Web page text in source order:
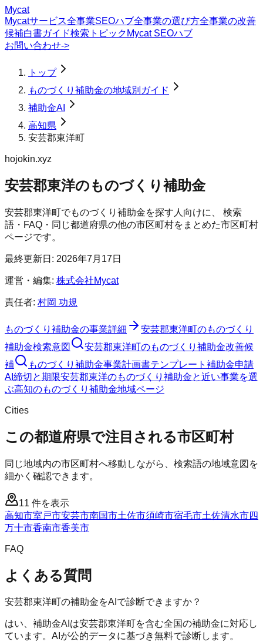
Mycat
Mycatサービス全事業SEOハブ全事業の選び方全事業の改善
候補白書ガイド検索トピック Mycat SEOハブ
お問い合わせ->
トップ
ものづくり補助金の地域別ガイド
補助金AI
高知県
安芸郡東洋町
hojokin.xyz
安芸郡東洋のものづくり補助金
安芸郡東洋町でものづくり補助金を探す人向けに、 検索
語・FAQ・同じ都道府県の他の市区町村をまとめた市区町村
ページです。
最終更新日: 2026年7月17日
運営・編集: 株式会社Mycat
責任者: 村岡 功規
ものづくり補助金の事業詳細 安芸郡東洋町のものづくり
補助金検索意図 安芸郡東洋町のものづくり補助金改善候
補
ものづくり補助金事業計画書テンプレート 補助金申請
AI 締切と期限安芸郡東洋のものづくり補助金と近い事業を選
ぶ高知のものづくり補助金地域ページ
Cities
この都道府県で注目される市区町村
同じ地域内の市区町村へ移動しながら、検索語の地域意図を
細かく確認できます。
11 件を表示
高知市室戸市安芸市南国市土佐市須崎市宿毛市土佐清水市四
万十市香南市香美市
FAQ
よくある質問
安芸郡東洋町の補助金をAIで診断できますか？
はい、補助金AIは安芸郡東洋町を含む全国の補助金に対応し
ています。AIが公的データに基づき無料で診断します。